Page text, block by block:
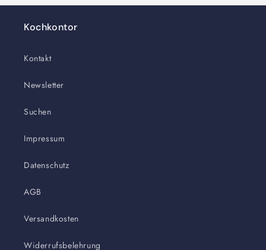
Kochkontor
Kontakt
Newsletter
Suchen
Impressum
Datenschutz
AGB
Versandkosten
Widerrufsbelehrung